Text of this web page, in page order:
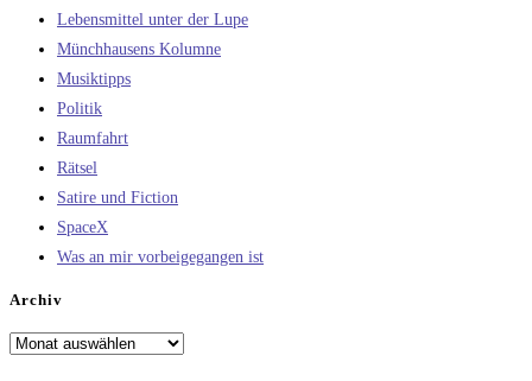
Lebensmittel unter der Lupe
Münchhausens Kolumne
Musiktipps
Politik
Raumfahrt
Rätsel
Satire und Fiction
SpaceX
Was an mir vorbeigegangen ist
Archiv
Archiv